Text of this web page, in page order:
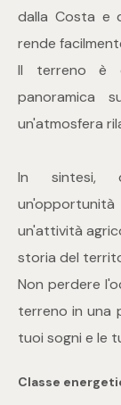
dalla Costa e
rende
Il terreno è
panoramica
un'atmosfera
In sintesi,
un'attività
storia del
Non perdere
terreno in una
tuoi sogni e le
Classe
Totale
Locali